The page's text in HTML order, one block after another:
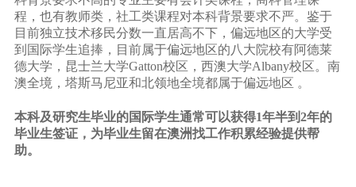
程，也有教师类，社工类课程对本科背景要求不严。鉴于
目前独立技术移民分数一直居高不下，偏远地区的大学受
到国际学生追捧，目前属于偏远地区的八大院校有阿德莱
德大学，昆士兰大学Gatton校区，西澳大学Albany校区。南
澳全境，塔斯马尼亚和北领地全境都属于偏远地区 。
本科及研究生毕业的国际学生通常可以获得1年半到2年的
毕业生签证，为毕业生留在澳洲找工作积累经验提供帮
助。